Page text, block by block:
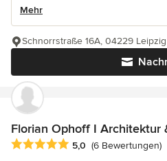
Mehr
Schnorrstraße 16A, 04229 Leipzig
Florian Ophoff I Architektur
Durchschnittliche Bewertung: 5
5,0 (6 Bewertungen)